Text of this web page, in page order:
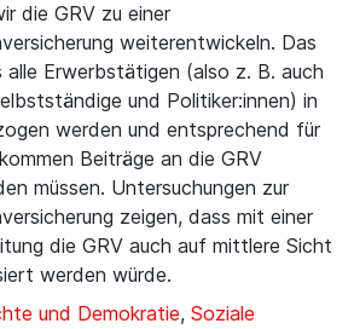
die GRV zu einer
weiterentwickeln. Das
Erwerbstätigen (also z. B. auch
und Politiker:innen) in
werden und entsprechend für
Beiträge an die GRV
müssen. Untersuchungen zur
zeigen, dass mit einer
die GRV auch auf mittlere Sicht
werden würde.
und Demokratie, Soziale